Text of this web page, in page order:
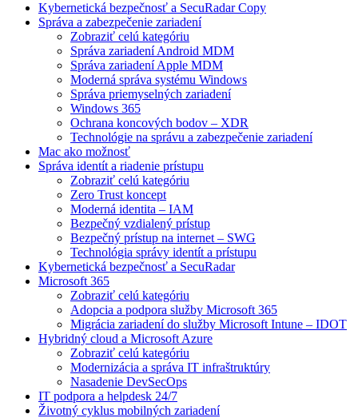
Kybernetická bezpečnosť a SecuRadar Copy
Správa a zabezpečenie zariadení
Zobraziť celú kategóriu
Správa zariadení Android MDM
Správa zariadení Apple MDM
Moderná správa systému Windows
Správa priemyselných zariadení
Windows 365
Ochrana koncových bodov – XDR
Technológie na správu a zabezpečenie zariadení
Mac ako možnosť
Správa identít a riadenie prístupu
Zobraziť celú kategóriu
Zero Trust koncept
Moderná identita – IAM
Bezpečný vzdialený prístup
Bezpečný prístup na internet – SWG
Technológia správy identít a prístupu
Kybernetická bezpečnosť a SecuRadar
Microsoft 365
Zobraziť celú kategóriu
Adopcia a podpora služby Microsoft 365
Migrácia zariadení do služby Microsoft Intune – IDOT
Hybridný cloud a Microsoft Azure
Zobraziť celú kategóriu
Modernizácia a správa IT infraštruktúry
Nasadenie DevSecOps
IT podpora a helpdesk 24/7
Životný cyklus mobilných zariadení